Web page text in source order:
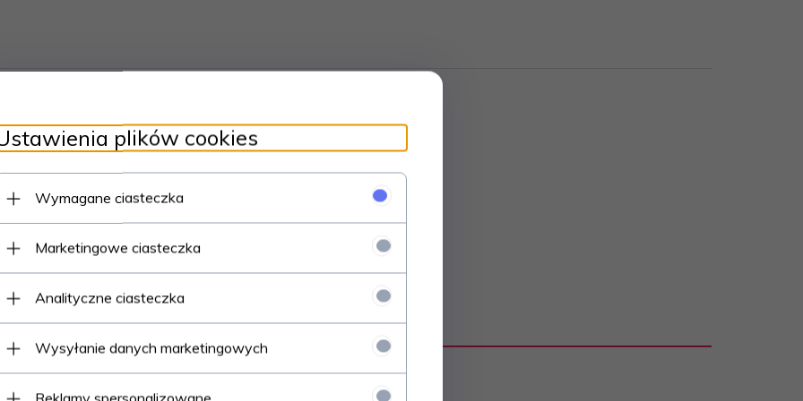
ułatwiający umieszczenie na torcie
imieniny itp
plików cookies
Wymagane ciasteczka
Marketingowe ciasteczka
Analityczne ciasteczka
Wysyłanie danych marketingowych